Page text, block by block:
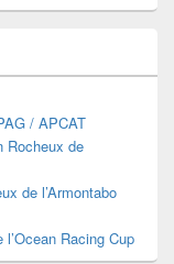
/ APCAT
Rocheux de
de l’Armontabo
l’Ocean Racing Cup